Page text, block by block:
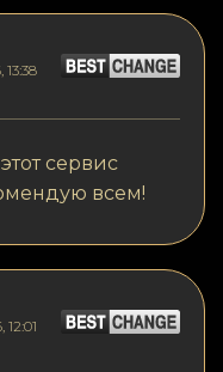
13:38
сервис
всем!